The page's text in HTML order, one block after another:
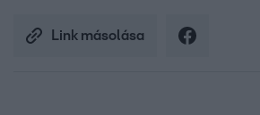
Link másolása